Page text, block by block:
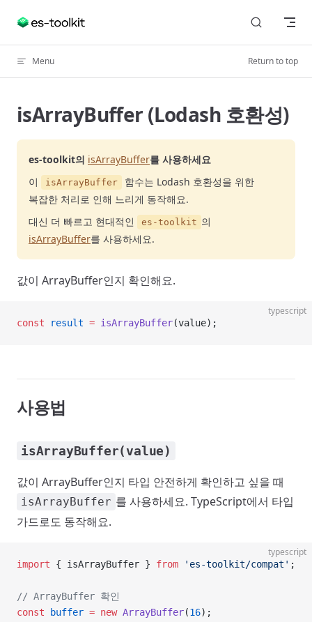
Skip to content
Menu Return to top
isArrayBuffer (Lodash 호환성)
es-toolkit의 isArrayBuffer를 사용하세요
이
isArrayBuffer
함수는 Lodash 호환성을 위한
복잡한 처리로 인해 느리게 동작해요.
대신 더 빠르고 현대적인
es-toolkit 의
isArrayBuffer를 사용하세요.
값이 ArrayBuffer인지 확인해요.
typescript
const result = isArrayBuffer(value);
사용법
isArrayBuffer(value)
값이 ArrayBuffer인지 타입 안전하게 확인하고 싶을 때
isArrayBuffer 를 사용하세요. TypeScript에서 타입
가드로도 동작해요.
typescript
import { isArrayBuffer } from 'es-toolkit/compat' ;
// ArrayBuffer 확인
const buffer = new ArrayBuffer(16);